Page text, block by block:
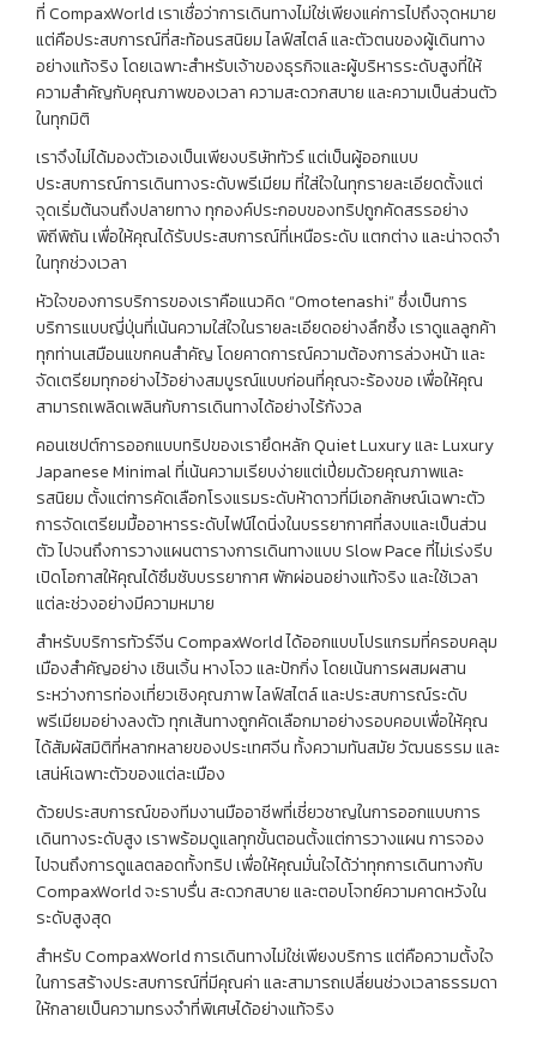
ที่ CompaxWorld เราเชื่อว่าการเดินทางไม่ใช่เพียงแค่การไปถึงจุดหมาย
แต่คือประสบการณ์ที่สะท้อนรสนิยม ไลฟ์สไตล์ และตัวตนของผู้เดินทาง
อย่างแท้จริง โดยเฉพาะสำหรับเจ้าของธุรกิจและผู้บริหารระดับสูงที่ให้
ความสำคัญกับคุณภาพของเวลา ความสะดวกสบาย และความเป็นส่วนตัว
ในทุกมิติ
เราจึงไม่ได้มองตัวเองเป็นเพียงบริษัททัวร์ แต่เป็นผู้ออกแบบ
ประสบการณ์การเดินทางระดับพรีเมียม ที่ใส่ใจในทุกรายละเอียดตั้งแต่
จุดเริ่มต้นจนถึงปลายทาง ทุกองค์ประกอบของทริปถูกคัดสรรอย่าง
พิถีพิถัน เพื่อให้คุณได้รับประสบการณ์ที่เหนือระดับ แตกต่าง และน่าจดจำ
ในทุกช่วงเวลา
หัวใจของการบริการของเราคือแนวคิด “Omotenashi” ซึ่งเป็นการ
บริการแบบญี่ปุ่นที่เน้นความใส่ใจในรายละเอียดอย่างลึกซึ้ง เราดูแลลูกค้า
ทุกท่านเสมือนแขกคนสำคัญ โดยคาดการณ์ความต้องการล่วงหน้า และ
จัดเตรียมทุกอย่างไว้อย่างสมบูรณ์แบบก่อนที่คุณจะร้องขอ เพื่อให้คุณ
สามารถเพลิดเพลินกับการเดินทางได้อย่างไร้กังวล
คอนเซปต์การออกแบบทริปของเรายึดหลัก Quiet Luxury และ Luxury
Japanese Minimal ที่เน้นความเรียบง่ายแต่เปี่ยมด้วยคุณภาพและ
รสนิยม ตั้งแต่การคัดเลือกโรงแรมระดับห้าดาวที่มีเอกลักษณ์เฉพาะตัว
การจัดเตรียมมื้ออาหารระดับไฟน์ไดนิ่งในบรรยากาศที่สงบและเป็นส่วน
ตัว ไปจนถึงการวางแผนตารางการเดินทางแบบ Slow Pace ที่ไม่เร่งรีบ
เปิดโอกาสให้คุณได้ซึมซับบรรยากาศ พักผ่อนอย่างแท้จริง และใช้เวลา
แต่ละช่วงอย่างมีความหมาย
สำหรับบริการทัวร์จีน CompaxWorld ได้ออกแบบโปรแกรมที่ครอบคลุม
เมืองสำคัญอย่าง เซินเจิ้น หางโจว และปักกิ่ง โดยเน้นการผสมผสาน
ระหว่างการท่องเที่ยวเชิงคุณภาพ ไลฟ์สไตล์ และประสบการณ์ระดับ
พรีเมียมอย่างลงตัว ทุกเส้นทางถูกคัดเลือกมาอย่างรอบคอบเพื่อให้คุณ
ได้สัมผัสมิติที่หลากหลายของประเทศจีน ทั้งความทันสมัย วัฒนธรรม และ
เสน่ห์เฉพาะตัวของแต่ละเมือง
ด้วยประสบการณ์ของทีมงานมืออาชีพที่เชี่ยวชาญในการออกแบบการ
เดินทางระดับสูง เราพร้อมดูแลทุกขั้นตอนตั้งแต่การวางแผน การจอง
ไปจนถึงการดูแลตลอดทั้งทริป เพื่อให้คุณมั่นใจได้ว่าทุกการเดินทางกับ
CompaxWorld จะราบรื่น สะดวกสบาย และตอบโจทย์ความคาดหวังใน
ระดับสูงสุด
สำหรับ CompaxWorld การเดินทางไม่ใช่เพียงบริการ แต่คือความตั้งใจ
ในการสร้างประสบการณ์ที่มีคุณค่า และสามารถเปลี่ยนช่วงเวลาธรรมดา
ให้กลายเป็นความทรงจำที่พิเศษได้อย่างแท้จริง